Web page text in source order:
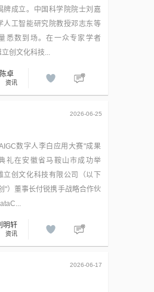
牌成立。中国科学院院士刘嘉
人工智能研究院教授邓志东等
悉数到场。在一众专家学者
创文化科技...
陈卓
资讯
2026-06-25
数字人李白应用大赛"成果
礼在安徽省马鞍山市成功举
立创文化科技有限公司（以下
"）董事长付锐携手战略合作伙
明轩
资讯
2026-06-17